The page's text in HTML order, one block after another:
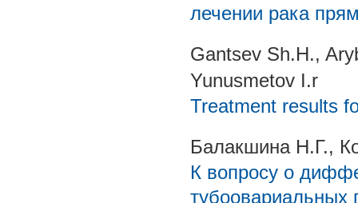
лечении рака
Gantsev Sh.H.,
Yunusmetov I.r
Treatment results
Балакшина Н.Г.,
К вопросу о
тубоовариальных